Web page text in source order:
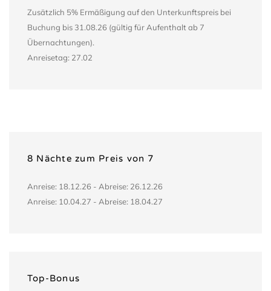
Zusätzlich 5% Ermäßigung auf den Unterkunftspreis bei
Buchung bis 31.08.26 (gültig für Aufenthalt ab 7
Übernachtungen).
Anreisetag: 27.02
8 Nächte zum Preis von 7
Anreise: 18.12.26 - Abreise: 26.12.26
Anreise: 10.04.27 - Abreise: 18.04.27
Top-Bonus